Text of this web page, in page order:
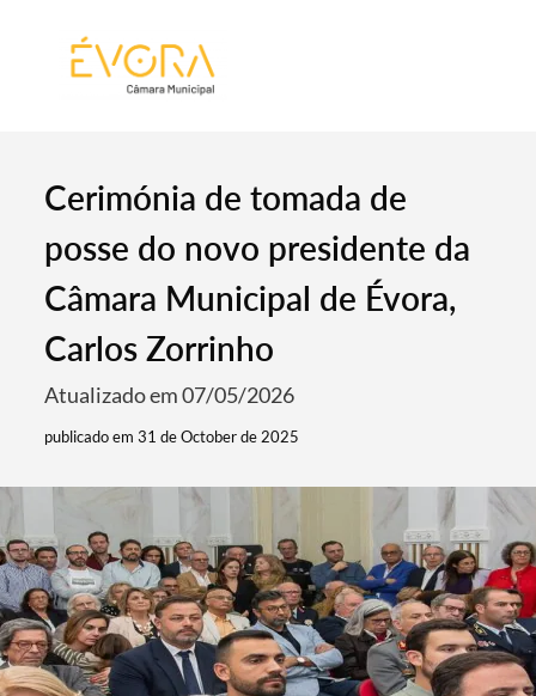
Cerimónia de tomada de
posse do novo presidente da
Câmara Municipal de Évora,
Carlos Zorrinho
Atualizado em 07/05/2026
publicado em 31 de October de 2025